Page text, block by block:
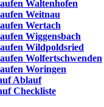
Waltenhofen
Weitnau
Wertach
Wiggensbach
Wildpoldsried
Wolfertschwenden
Woringen
Ablauf
Checkliste